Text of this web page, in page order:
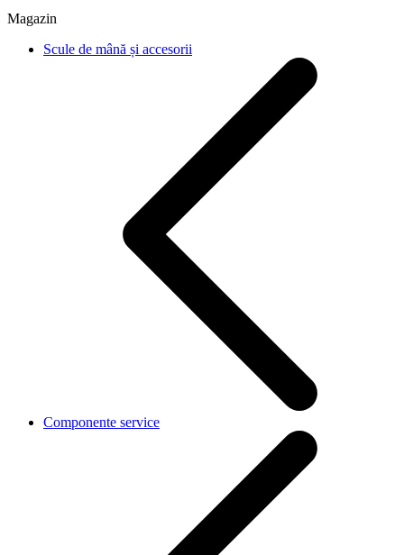
Magazin
Scule de mână și accesorii
Componente service